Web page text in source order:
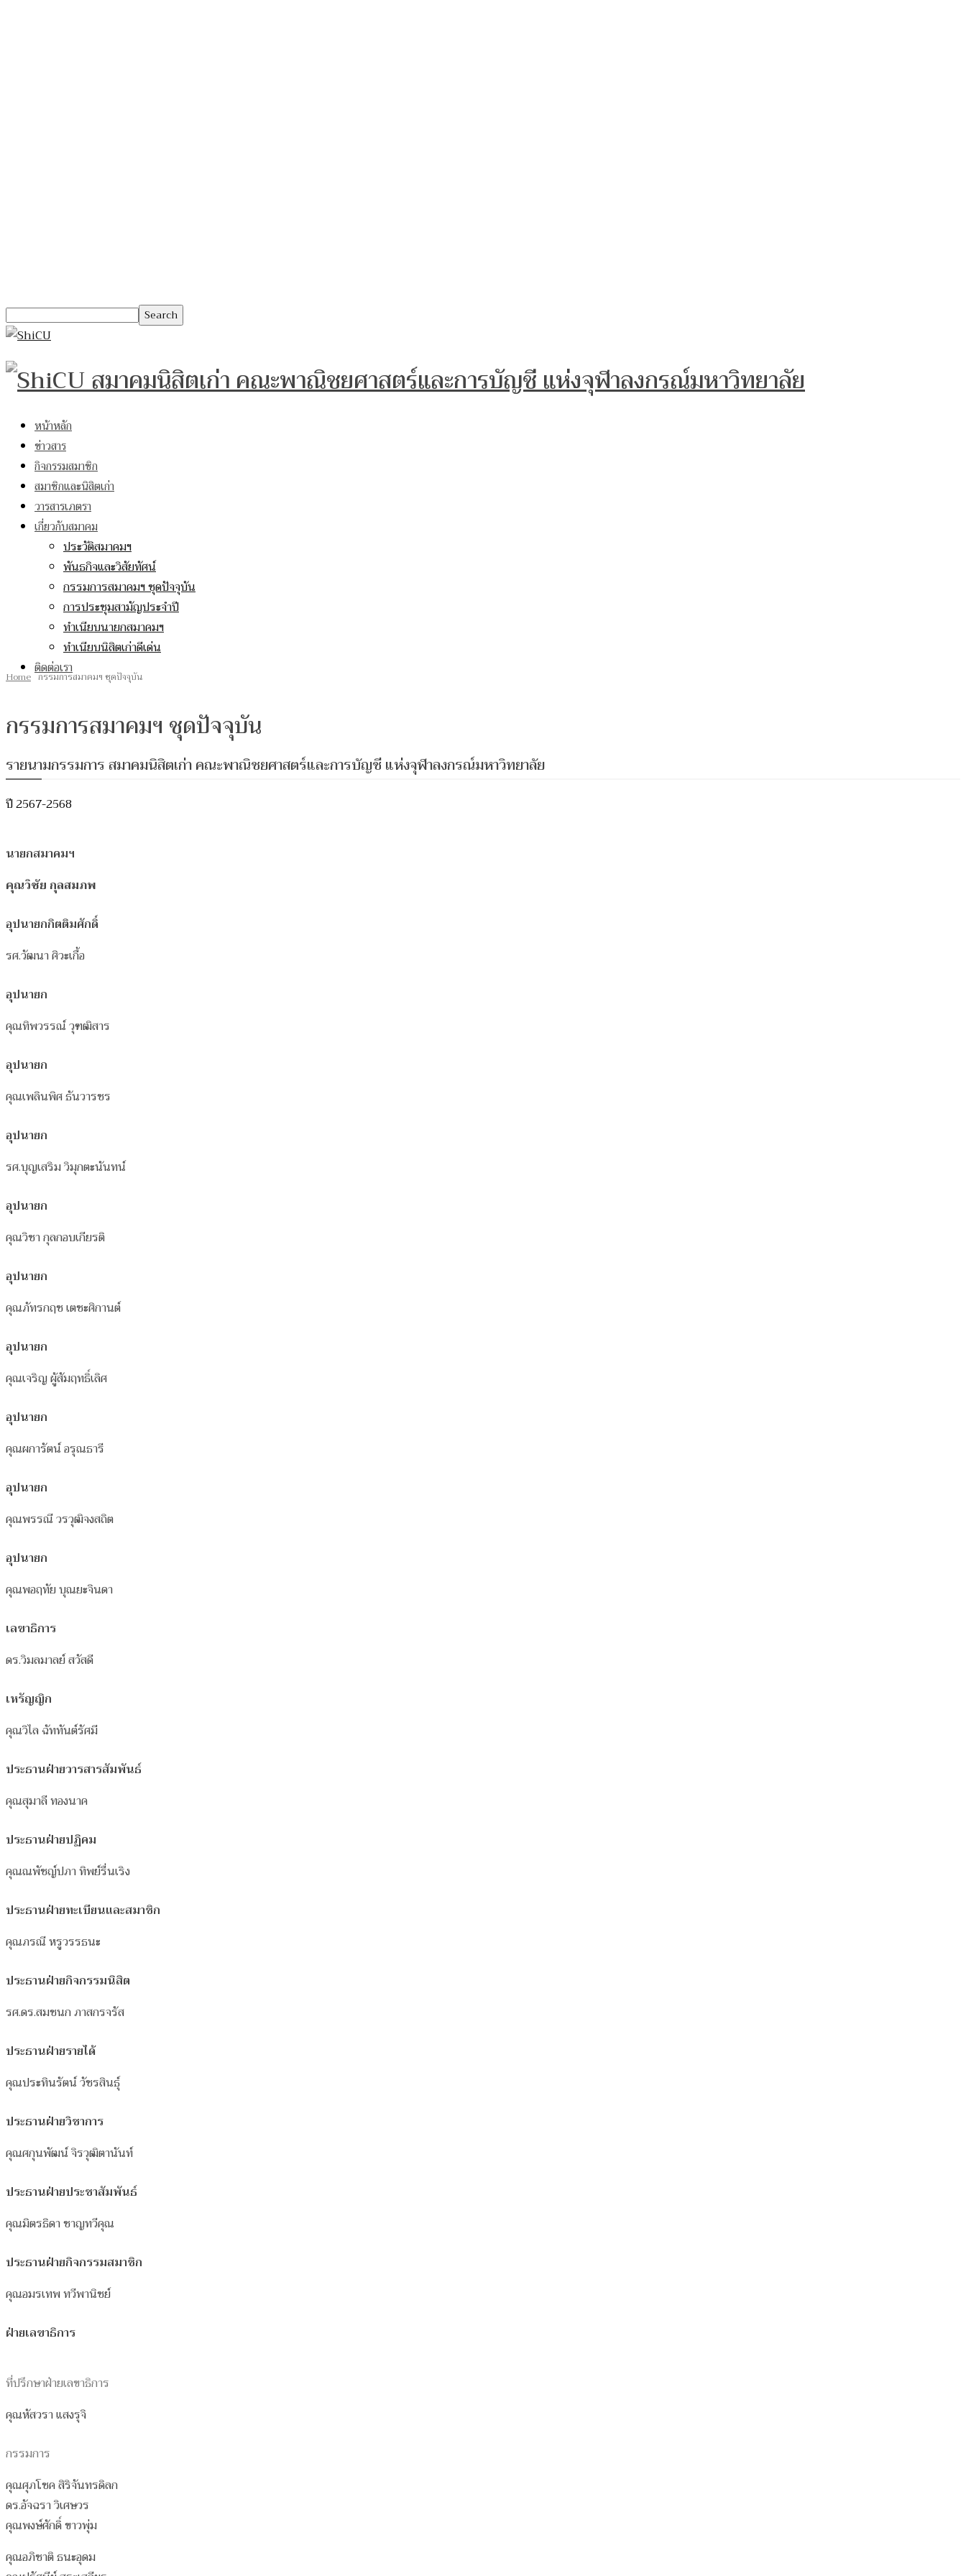
สมาคมนิสิตเก่า คณะพาณิชยศาสตร์และการบัญชี แห่งจุฬาลงกรณ์มหาวิทยาลัย
หน้าหลัก
ข่าวสาร
กิจกรรมสมาชิก
สมาชิกและนิสิตเก่า
วารสารเภตรา
เกี่ยวกับสมาคม
ประวัติสมาคมฯ
พันธกิจและวิสัยทัศน์
กรรมการสมาคมฯ ชุดปัจจุบัน
การประชุมสามัญประจำปี
ทำเนียบนายกสมาคมฯ
ทำเนียบนิสิตเก่าดีเด่น
ติดต่อเรา
Home กรรมการสมาคมฯ ชุดปัจจุบัน
กรรมการสมาคมฯ ชุดปัจจุบัน
รายนามกรรมการ สมาคมนิสิตเก่า คณะพาณิชยศาสตร์และการบัญชี แห่งจุฬาลงกรณ์มหาวิทยาลัย
ปี 2567-2568
นายกสมาคมฯ
คุณวิชัย กุลสมภพ
อุปนายกกิตติมศักดิ์
รศ.วัฒนา ศิวะเกื้อ
อุปนายก
คุณทิพวรรณ์ วุฑฒิสาร
อุปนายก
คุณเพลินพิศ ธันวารชร
อุปนายก
รศ.บุญเสริม วิมุกตะนันทน์
อุปนายก
คุณวิชา กุลกอบเกียรติ
อุปนายก
คุณภัทรกฤช เตชะศิกานต์
อุปนายก
คุณเจริญ ผู้สัมฤทธิ์เลิศ
อุปนายก
คุณผการัตน์ อรุณธารี
อุปนายก
คุณพรรณี วรวุฒิจงสถิต
อุปนายก
คุณพอฤทัย บุณยะจินดา
เลขาธิการ
ดร.วิมลมาลย์ สวัสดี
เหรัญญิก
คุณวิไล ฉัททันต์รัศมี
ประธานฝ่ายวารสารสัมพันธ์
คุณสุมาลี ทองนาค
ประธานฝ่ายปฏิคม
คุณณพัชญ์ปภา ทิพย์รื่นเริง
ประธานฝ่ายทะเบียนและสมาชิก
คุณภรณี หรูวรรธนะ
ประธานฝ่ายกิจกรรมนิสิต
รศ.ดร.สมชนก ภาสกรจรัส
ประธานฝ่ายรายได้
คุณประทินรัตน์ วัชรสินธุ์
ประธานฝ่ายวิชาการ
คุณศกุนพัฒน์ จิรวุฒิตานันท์
ประธานฝ่ายประชาสัมพันธ์
คุณมิตรธิดา ชาญทวีคุณ
ประธานฝ่ายกิจกรรมสมาชิก
คุณอมรเทพ ทวีพานิชย์
ฝ่ายเลขาธิการ
ที่ปรึกษาฝ่ายเลขาธิการ
คุณหัสวรา แสงรุจิ
กรรมการ
คุณศุภโชค สิริจันทรดิลก
ดร.อัจฉรา วิเศษวร
คุณพงษ์ศักดิ์ ขาวพุ่ม
คุณอภิชาติ ธนะอุดม